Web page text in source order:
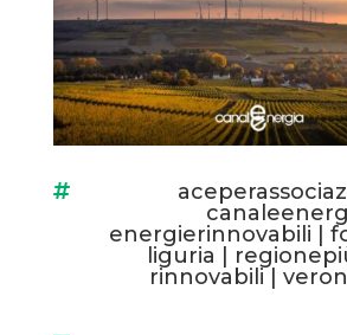

energierinnovabili |
liguria
rinnovabili |